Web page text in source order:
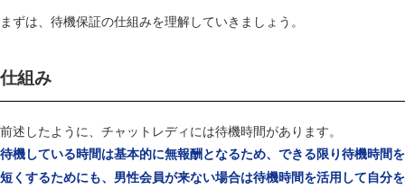
まずは、待機保証の仕組みを理解していきましょう。
仕組み
前述したように、チャットレディには待機時間があります。
待機している時間は基本的に無報酬となるため、できる限り待機時間を
短くするためにも、男性会員が来ない場合は待機時間を活用して自分を